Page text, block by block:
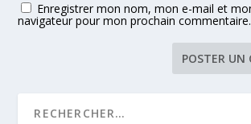
Enregistrer mon nom, mon e-mail et
navigateur pour mon prochain commentaire.